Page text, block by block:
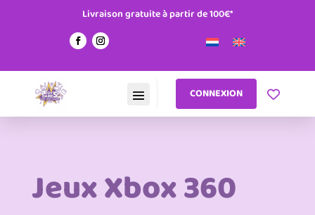
Livraison gratuite à partir de 100€*
CONNEXION
Jeux Xbox 360